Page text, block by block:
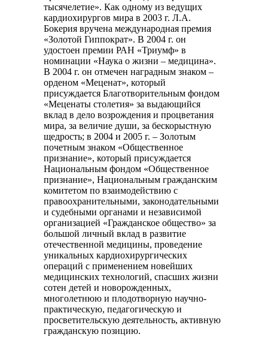
тысячелетие». Как одному из ведущих
кардиохирургов мира в 2003 г. Л.А.
Бокерия вручена международная премия
«Золотой Гиппократ». В 2004 г. он
удостоен премии РАН «Триумф» в
номинации «Наука о жизни – медицина».
В 2004 г. он отмечен наградным знаком –
орденом «Меценат», который
присуждается Благотворительным фондом
«Меценаты столетия» за выдающийся
вклад в дело возрождения и процветания
мира, за величие души, за бескорыстную
щедрость; в 2004 и 2005 г. – Золотым
почетным знаком «Общественное
признание», который присуждается
Национальным фондом «Общественное
признание», Национальным гражданским
комитетом по взаимодействию с
правоохранительными, законодательными
и судебными органами и независимой
организацией «Гражданское общество» за
большой личный вклад в развитие
отечественной медицины, проведение
уникальных кардиохирургических
операций с применением новейших
медицинских технологий, спасших жизни
сотен детей и новорожденных,
многолетнюю и плодотворную научно-
практическую, педагогическую и
просветительскую деятельность, активную
гражданскую позицию.